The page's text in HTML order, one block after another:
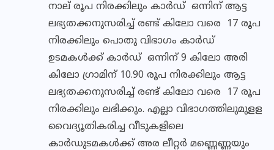
നാല് രൂപ നിരക്കിലും കാര്‍ഡ് ഒന്നിന് ആട്ട
ലഭ്യതക്കനുസരിച്ച് രണ്ട് കിലോ വരെ 17 രൂപ
നിരക്കിലും പൊതു വിഭാഗം കാര്‍ഡ്
ഉടമകള്‍ക്ക് കാര്‍ഡ് ഒന്നിന് 9 കിലോ അരി
കിലോ ഗ്രാമിന് 10.90 രൂപ നിരക്കിലും ആട്ട
ലഭ്യതക്കനുസരിച്ച് രണ്ട് കിലോ വരെ 17 രൂപ
നിരക്കിലും ലഭിക്കും. എല്ലാ വിഭാഗത്തിലുമുളള
വൈദ്യൂതികരിച്ച വീടുകളിലെ
കാര്‍ഡുടമകള്‍ക്ക് അര ലീറ്റര്‍ മണ്ണെണ്ണയും